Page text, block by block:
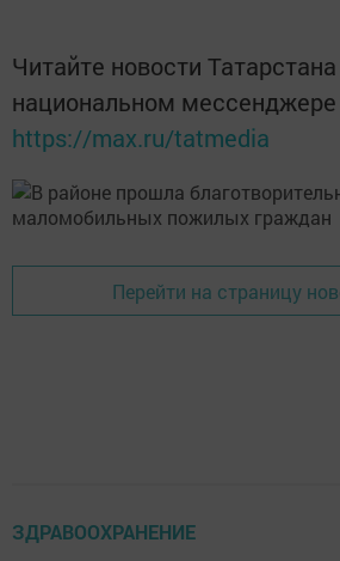
Читайте новости
национальном
https://max.ru/tatmedia
Перейти на страницу
ЗДРАВООХРАНЕНИЕ